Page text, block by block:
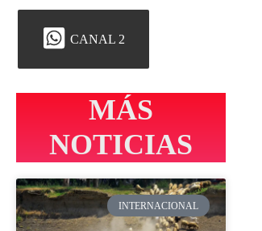
CANAL 2
MÁS
NOTICIAS
INTERNACIONAL